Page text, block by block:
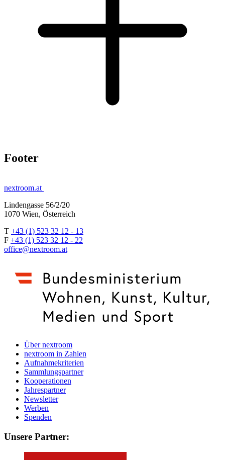
Footer
nextroom.at
Lindengasse 56/2/20
1070 Wien, Österreich
T +43 (1) 523 32 12 - 13
F +43 (1) 523 32 12 - 22
office@nextroom.at
Über nextroom
nextroom in Zahlen
Aufnahmekriterien
Sammlungspartner
Kooperationen
Jahrespartner
Newsletter
Werben
Spenden
Unsere Partner: